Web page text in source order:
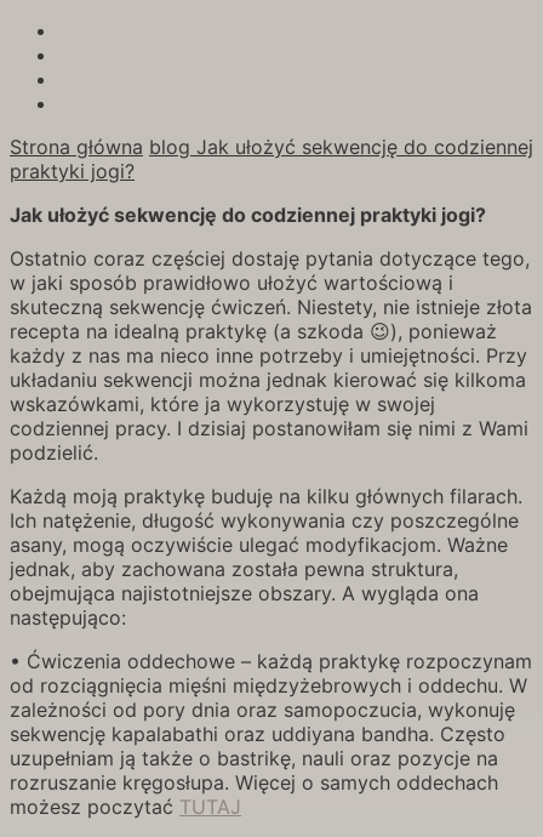
Strona główna blog Jak ułożyć sekwencję do codziennej
praktyki jogi?
Jak ułożyć sekwencję do codziennej praktyki jogi?
Ostatnio coraz częściej dostaję pytania dotyczące tego,
w jaki sposób prawidłowo ułożyć wartościową i
skuteczną sekwencję ćwiczeń. Niestety, nie istnieje złota
recepta na idealną praktykę (a szkoda 😉), ponieważ
każdy z nas ma nieco inne potrzeby i umiejętności. Przy
układaniu sekwencji można jednak kierować się kilkoma
wskazówkami, które ja wykorzystuję w swojej
codziennej pracy. I dzisiaj postanowiłam się nimi z Wami
podzielić.
Każdą moją praktykę buduję na kilku głównych filarach.
Ich natężenie, długość wykonywania czy poszczególne
asany, mogą oczywiście ulegać modyfikacjom. Ważne
jednak, aby zachowana została pewna struktura,
obejmująca najistotniejsze obszary. A wygląda ona
następująco:
• Ćwiczenia oddechowe – każdą praktykę rozpoczynam
od rozciągnięcia mięśni międzyżebrowych i oddechu. W
zależności od pory dnia oraz samopoczucia, wykonuję
sekwencję kapalabathi oraz uddiyana bandha. Często
uzupełniam ją także o bastrikę, nauli oraz pozycje na
rozruszanie kręgosłupa. Więcej o samych oddechach
możesz poczytać TUTAJ